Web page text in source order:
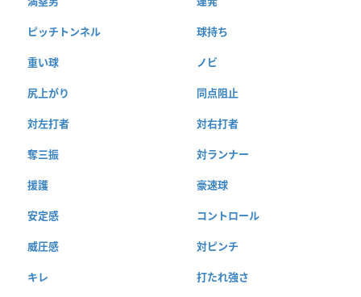
ピッチトンネル 球持ち
重い球 ノビ
尻上がり 同点阻止
対左打者 対右打者
奪三振 対ランナー
援護 豪速球
安定感 コントロール
威圧感 対ピンチ
キレ 打たれ強さ